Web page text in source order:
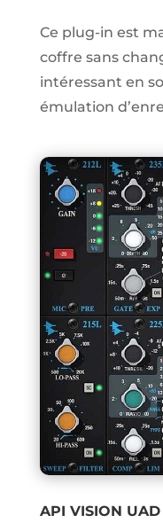
Ce plug-in est
coffre sans
intéressant en
émulation
API VISION UAD